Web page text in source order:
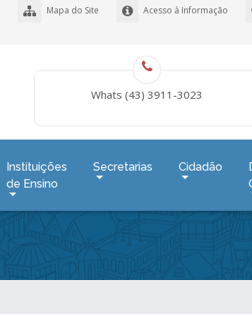
Acesso à Informação
Mapa do Site
Whats (43) 3911-3023
Instituições
de Ensino
Secretarias Cidadão